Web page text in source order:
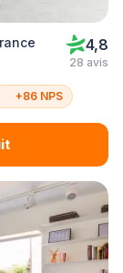
4,8
28 avis
+86 NPS